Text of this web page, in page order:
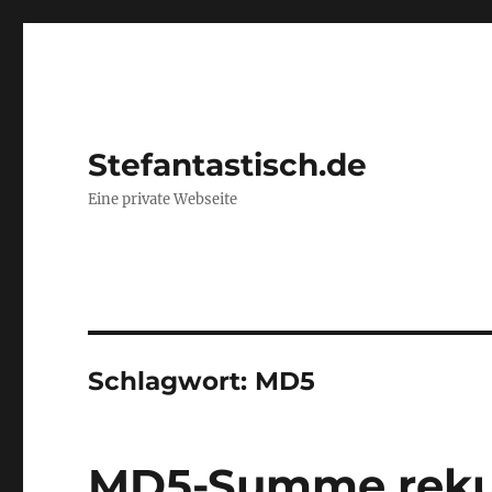
Stefantastisch.de
Eine private Webseite
Schlagwort: MD5